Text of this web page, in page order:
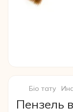
Біо тату
Пензель